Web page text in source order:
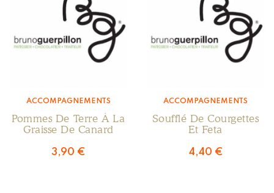
ACCOMPAGNEMENTS
Pommes De Terre À La
Graisse De Canard
3,90 €
ACCOMPAGNEMENTS
Soufflé De Courgettes
Et Feta
4,40 €